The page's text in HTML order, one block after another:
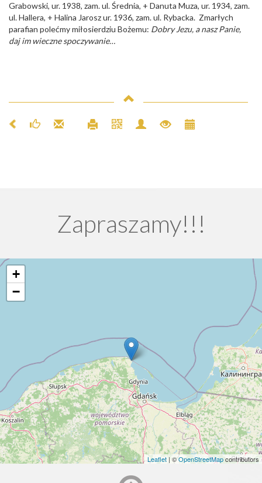
Grabowski, ur. 1938, zam. ul. Średnia, + Danuta Muza, ur. 1934, zam.
ul. Hallera, + Halina Jarosz ur. 1936, zam. ul. Rybacka. Zmarłych
parafian polećmy miłosierdziu Bożemu: Dobry Jezu, a nasz Panie,
daj im wieczne spoczywanie…
Zapraszamy!!!
+
−
Leaflet | ©OpenStreetMapcontributors